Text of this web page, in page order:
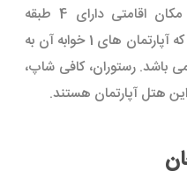
پذیرایی از گردشگران است. این مکان اقامتی دارای 4 طبقه
ساختمانی و 13 واحد اقامتی است که آپارتمان های 1 خوابه آن به
رستوران، کافی شاپ،
هتل آپارتمان هستند.